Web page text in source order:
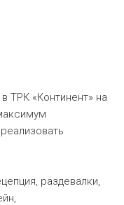
ТРК «Континент» на
раздевалки,